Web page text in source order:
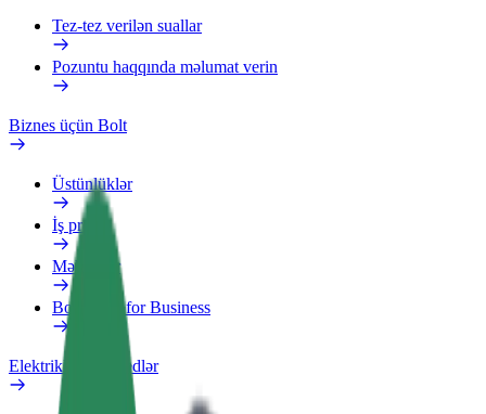
Tez-tez verilən suallar
Pozuntu haqqında məlumat verin
Biznes üçün Bolt
Üstünlüklər
İş profili
Məhsullar
Bolt Food for Business
Elektrikli velosipedlər